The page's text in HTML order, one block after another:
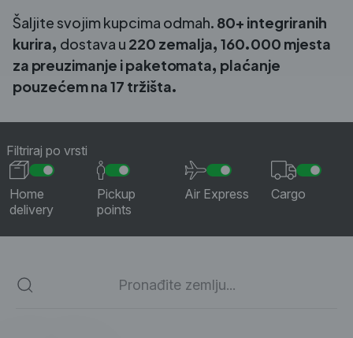
Šaljite svojim kupcima odmah. 80+ integriranih
kurira, dostava u 220 zemalja, 160.000 mjesta
za preuzimanje i paketomata, plaćanje
pouzećem na 17 tržišta.
Filtriraj po vrsti
Home
delivery
Pickup
points
Air Express Cargo